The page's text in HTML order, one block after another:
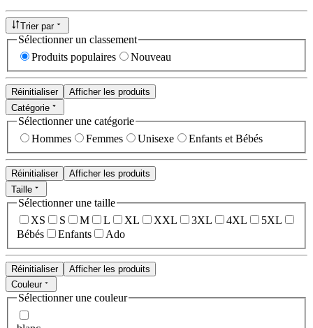
Trier par
Sélectionner un classement
Produits populaires
Nouveau
Réinitialiser
Afficher les produits
Catégorie
Sélectionner une catégorie
Hommes
Femmes Unisexe Enfants et Bébés
Réinitialiser
Afficher les produits
Taille
Sélectionner une taille
XS
S M L XL XXL 3XL 4XL
5XL
Bébés
Enfants Ado
Réinitialiser
Afficher les produits
Couleur
Sélectionner une couleur